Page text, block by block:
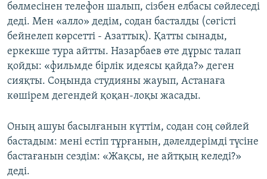
бөлмесінен телефон шалып, сізбен елбасы сөйлеседі
деді. Мен «алло» дедім, содан басталды (сөгісті
бейнелеп көрсетті - Азаттық). Қатты сынады,
еркекше тура айтты. Назарбаев өте дұрыс талап
қойды: «фильмде бірлік идеясы қайда?» деген
сияқты. Соңында студияны жауып, Астанаға
көшірем дегендей қоқан-лоқы жасады.
Оның ашуы басылғанын күттім, содан соң сөйлей
бастадым: мені естіп тұрғанын, дәлелдерімді түсіне
бастағанын сездім: «Жақсы, не айтқың келеді?»
деді.